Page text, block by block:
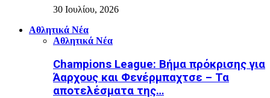
30 Ιουλίου, 2026
Αθλητικά Νέα
Αθλητικά Νέα
Champions League: Βήμα πρόκρισης για
Άαρχους και Φενέρμπαχτσε – Τα
αποτελέσματα της…